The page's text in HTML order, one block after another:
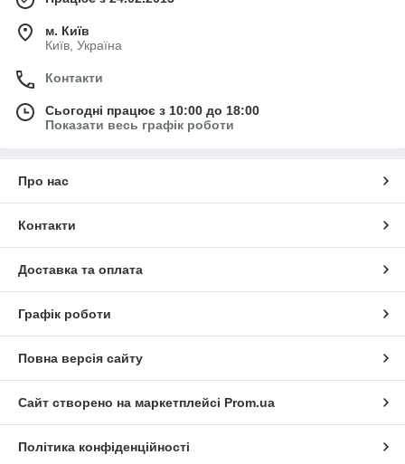
м. Київ
Київ, Україна
Контакти
Сьогодні працює з 10:00 до 18:00
Показати весь графік роботи
Про нас
Контакти
Доставка та оплата
Графік роботи
Повна версія сайту
Сайт створено на маркетплейсі Prom.ua
Політика конфіденційності